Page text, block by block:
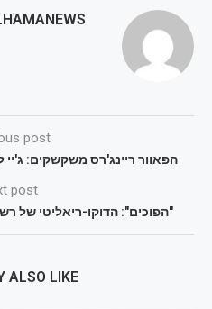
post
הפאוור ריינג'רס משקשקים: ג'יי
post
"הפוכים": הדוקו-ריאליטי של
ALSO LIKE